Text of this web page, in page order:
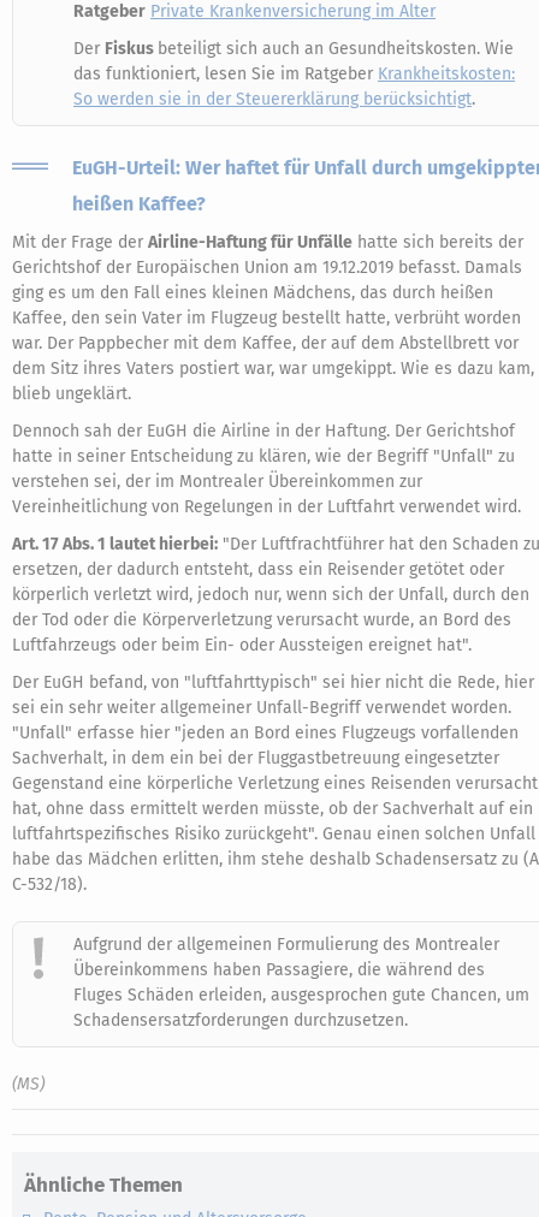
Ratgeber Private Krankenversicherung im Alter
Der Fiskus beteiligt sich auch an Gesundheitskosten. Wie
das funktioniert, lesen Sie im Ratgeber Krankheitskosten:
So werden sie in der Steuererklärung berücksichtigt.
EuGH-Urteil: Wer haftet für Unfall durch
heißen Kaffee?
Mit der Frage der Airline-Haftung für Unfälle hatte sich bereits der
Gerichtshof der Europäischen Union am 19.12.2019 befasst. Damals
ging es um den Fall eines kleinen Mädchens, das durch heißen
Kaffee, den sein Vater im Flugzeug bestellt hatte, verbrüht worden
war. Der Pappbecher mit dem Kaffee, der auf dem Abstellbrett vor
dem Sitz ihres Vaters postiert war, war umgekippt. Wie es dazu kam,
blieb ungeklärt.
Dennoch sah der EuGH die Airline in der Haftung. Der Gerichtshof
hatte in seiner Entscheidung zu klären, wie der Begriff "Unfall" zu
verstehen sei, der im Montrealer Übereinkommen zur
Vereinheitlichung von Regelungen in der Luftfahrt verwendet wird.
Art. 17 Abs. 1 lautet hierbei: "Der Luftfrachtführer hat den Schaden zu
ersetzen, der dadurch entsteht, dass ein Reisender getötet oder
körperlich verletzt wird, jedoch nur, wenn sich der Unfall, durch den
der Tod oder die Körperverletzung verursacht wurde, an Bord des
Luftfahrzeugs oder beim Ein- oder Aussteigen ereignet hat".
Der EuGH befand, von "luftfahrttypisch" sei hier nicht die Rede, hier
sei ein sehr weiter allgemeiner Unfall-Begriff verwendet worden.
"Unfall" erfasse hier "jeden an Bord eines Flugzeugs vorfallenden
Sachverhalt, in dem ein bei der Fluggastbetreuung eingesetzter
Gegenstand eine körperliche Verletzung eines Reisenden verursacht
hat, ohne dass ermittelt werden müsste, ob der Sachverhalt auf ein
luftfahrtspezifisches Risiko zurückgeht". Genau einen solchen Unfall
habe das Mädchen erlitten, ihm stehe deshalb Schadensersatz zu
C-532/18).
Aufgrund der allgemeinen Formulierung des Montrealer
Übereinkommens haben Passagiere, die während des
Fluges Schäden erleiden, ausgesprochen gute Chancen, um
Schadensersatzforderungen durchzusetzen.
(MS)
Ähnliche Themen